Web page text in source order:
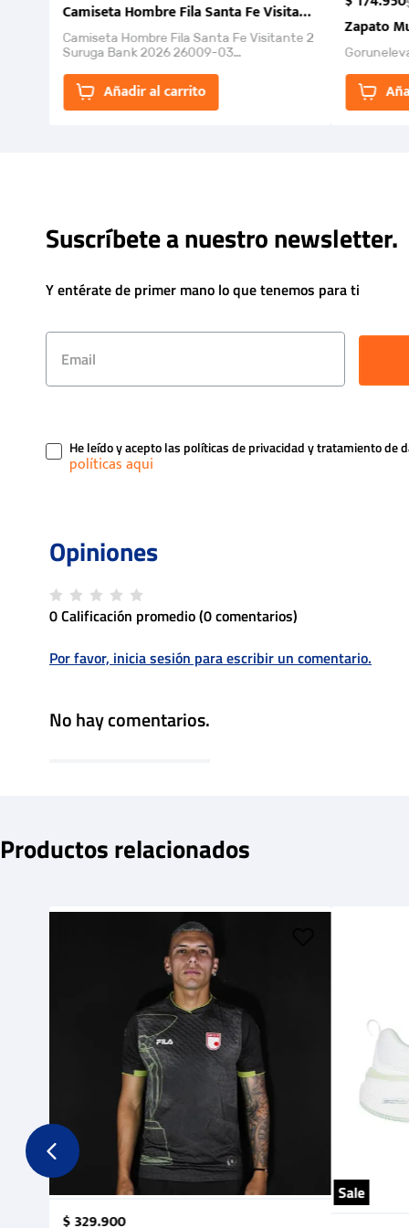
Camiseta Hombre Fila Santa Fe Visitante 2 Suruga
Camiseta Hombre Fila Santa Fe Visitante 2
Suruga Bank 2026 26009-03
la Et...
Añadir al carrito
Zapato
Suscríbete a nuestro newsletter.
Y entérate de primer mano lo que tenemos para ti
He leído y acepto las políticas de privacidad y tratamiento de
0 Calificación promedio(0 comentarios)
Por favor, inicia sesión para escribir un comentario.
No hay comentarios.
Productos relacionados
$329.900
Sale